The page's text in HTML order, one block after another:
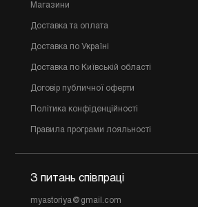
Магазини
Доставка та оплата
Доставка по Україні
Доставка по Київській області
Договір публичної оферти
Політика конфіденційності
Правила програми лояльності
З питань співпраці
myastoriya@gmail.com